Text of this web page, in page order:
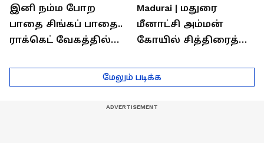
இனி நம்ம போற
பாதை சிங்கப் பாதை..
ராக்கெட் வேகத்தில்
திருச்சியில்
மு.க.ஸ்டாலின் உறுதி!
Madurai | மதுரை
மீனாட்சி அம்மன்
கோயில் சித்திரைத்
கோலாகலம்!
மேலும் படிக்க